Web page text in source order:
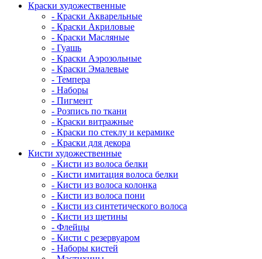
Краски художественные
- Краски Акварельные
- Краски Акриловые
- Краски Масляные
- Гуашь
- Краски Аэрозольные
- Краски Эмалевые
- Темпера
- Наборы
- Пигмент
- Розпись по ткани
- Краски витражные
- Краски по стеклу и керамике
- Краски для декора
Кисти художественные
- Кисти из волоса белки
- Кисти имитация волоса белки
- Кисти из волоса колонка
- Кисти из волоса пони
- Кисти из синтетического волоса
- Кисти из щетины
- Флейцы
- Кисти с резервуаром
- Наборы кистей